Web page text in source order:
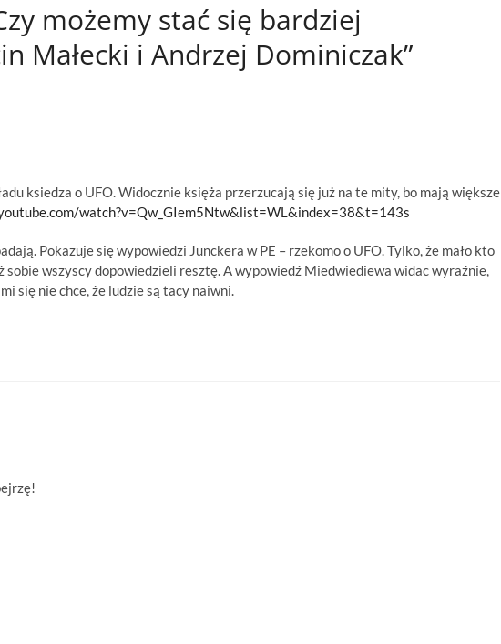
możemy stać się bardziej
Małecki i Andrzej Dominiczak”
ksiedza o UFO. Widocznie księża przerzucają się już na te mity, bo mają większe
watch?v=Qw_GIem5Ntw&list=WL&index=38&t=143s
Pokazuje się wypowiedzi Junckera w PE – rzekomo o UFO. Tylko, że mało kto
wszyscy dopowiedzieli resztę. A wypowiedź Miedwiediewa widac wyraźnie,
się nie chce, że ludzie są tacy naiwni.